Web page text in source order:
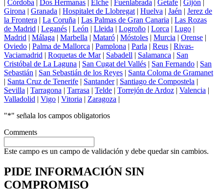
| Córdoba | Dos Hermanas | Elche | Fuenlabrada | Getafe | Gijón |
Girona | Granada | Hospitalet de Llobregat | Huelva | Jaén | Jerez de
la Frontera | La Coruña | Las Palmas de Gran Canaria | Las Rozas
de Madrid | Leganés | León | Lleida | Logroño | Lorca | Lugo |
Madrid | Málaga | Marbella | Mataró | Móstoles | Murcia | Orense |
Oviedo | Palma de Mallorca | Pamplona | Parla | Reus | Rivas-
Vaciamadrid | Roquetas de Mar| Sabadell | Salamanca | San
Cristóbal de La Laguna | San Cugat del Vallés | San Fernando | San
Sebastián | San Sebastián de los Reyes | Santa Coloma de Gramanet
| Santa Cruz de Tenerife | Santander| Santiago de Compostela |
Sevilla | Tarragona | Tarrasa | Telde | Torrejón de Ardoz | Valencia |
Valladolid | Vigo | Vitoria | Zaragoza |
"*" señala los campos obligatorios
Comments
Este campo es un campo de validación y debe quedar sin cambios.
PIDE INFORMACIÓN SIN
COMPROMISO